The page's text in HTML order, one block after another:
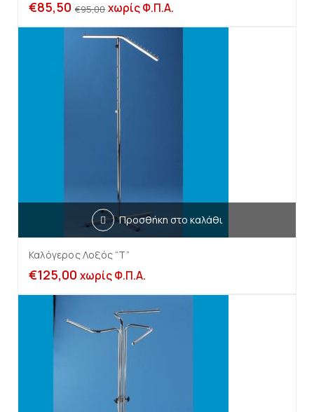
€95,00
€85,50 χωρίς Φ.Π.Α.
Προσθήκη στο καλάθι
Καλόγερος Λοξός “Τ”
€125,00 χωρίς Φ.Π.Α.